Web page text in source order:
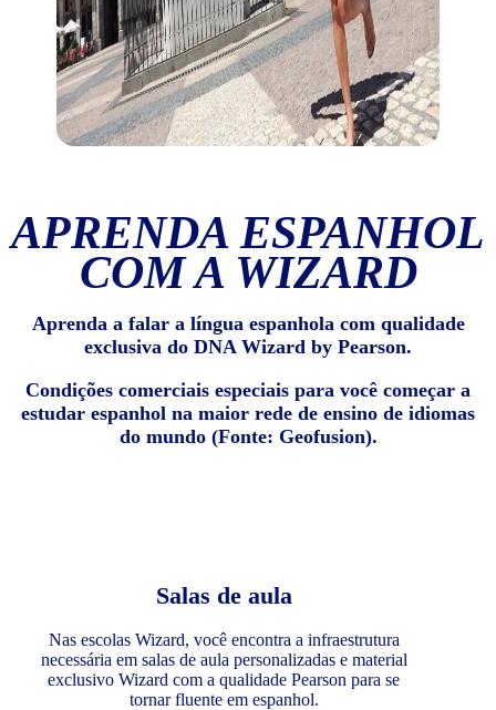
APRENDA ESPANHOL
COM A WIZARD
Aprenda a falar a língua espanhola com qualidade
exclusiva do DNA Wizard by Pearson.
Condições comerciais especiais para você começar a
estudar espanhol na maior rede de ensino de idiomas
do mundo (Fonte: Geofusion).
Salas de aula
Nas escolas Wizard, você encontra a infraestrutura
necessária em salas de aula personalizadas e material
exclusivo Wizard com a qualidade Pearson para se
tornar fluente em espanhol.